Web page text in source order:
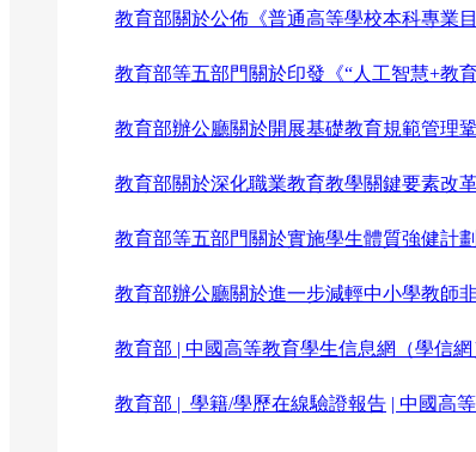
教育部關於公佈《普通高等學校本科專業
教育部等五部門關於印發《“人工智慧+教
教育部辦公廳關於開展基礎教育規範管理
教育部關於深化職業教育教學關鍵要素改
教育部等五部門關於實施學生體質強健計
教育部辦公廳關於進一步減輕中小學教師
教育部 | 中國高等教育學生信息網（學信網
教育部 | 學籍/學歷在線驗證報告 | 中國高